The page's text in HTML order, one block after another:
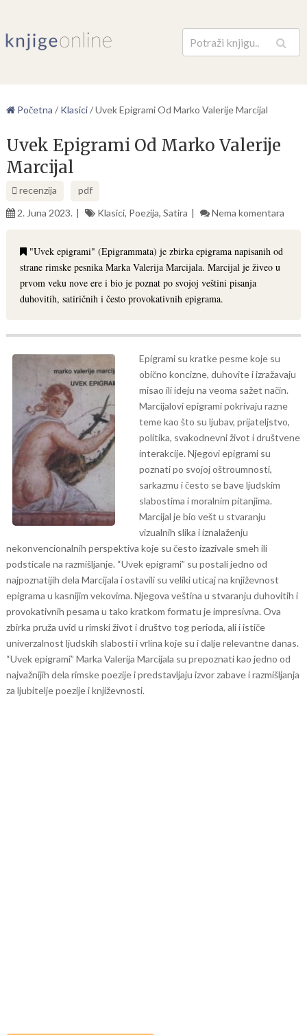
Pretraga
Početna / Klasici/Uvek Epigrami Od Marko Valerije Marcijal
Uvek Epigrami Od Marko Valerije
Marcijal
recenzija
pdf
2. Juna 2023.
Klasici, Poezija, Satira Nema komentara
"Uvek epigrami" (Epigrammata) je zbirka epigrama napisanih od
strane rimske pesnika Marka Valerija Marcijala. Marcijal je živeo u
prvom veku nove ere i bio je poznat po svojoj veštini pisanja
duhovitih, satiričnih i često provokativnih epigrama.
Epigrami su kratke pesme koje su
obično koncizne, duhovite i izražavaju
misao ili ideju na veoma sažet način.
Marcijalovi epigrami pokrivaju razne
teme kao što su ljubav, prijateljstvo,
politika, svakodnevni život i društvene
interakcije. Njegovi epigrami su
poznati po svojoj oštroumnosti,
sarkazmu i često se bave ljudskim
slabostima i moralnim pitanjima.
Marcijal je bio vešt u stvaranju
vizualnih slika i iznalaženju
nekonvencionalnih perspektiva koje su često izazivale smeh ili
podsticale na razmišljanje. “Uvek epigrami” su postali jedno od
najpoznatijih dela Marcijala i ostavili su veliki uticaj na književnost
epigrama u kasnijim vekovima. Njegova veština u stvaranju duhovitih i
provokativnih pesama u tako kratkom formatu je impresivna. Ova
zbirka pruža uvid u rimski život i društvo tog perioda, ali i ističe
univerzalnost ljudskih slabosti i vrlina koje su i dalje relevantne danas.
“Uvek epigrami” Marka Valerija Marcijala su prepoznati kao jedno od
najvažnijih dela rimske poezije i predstavljaju izvor zabave i razmišljanja
za ljubitelje poezije i književnosti.